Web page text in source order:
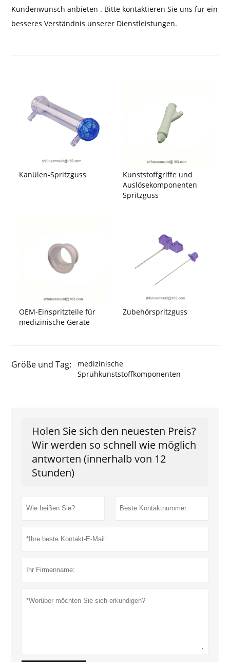
Kundenwunsch anbieten . Bitte kontaktieren Sie uns für ein
besseres Verständnis unserer Dienstleistungen.
Kanülen-Spritzguss
Kunststoffgriffe und
Auslösekomponenten
Spritzguss
OEM-Einspritzteile für
medizinische Geräte
Zubehörspritzguss
Größe und Tag:
medizinische
Sprühkunststoffkomponenten
Holen Sie sich den neuesten Preis?
Wir werden so schnell wie möglich
antworten (innerhalb von 12
Stunden)